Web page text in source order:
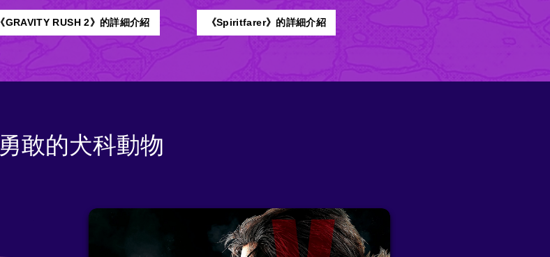
《GRAVITY RUSH 2》的詳細介紹 《Spiritfarer》的詳細介紹
勇敢的犬科動物